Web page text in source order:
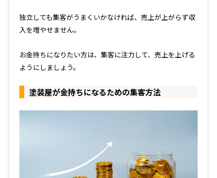
独立しても集客がうまくいかなければ、売上が上がらず収
入を増やせません。
お金持ちになりたい方は、集客に注力して、売上を上げる
ようにしましょう。
塗装屋が金持ちになるための集客方法